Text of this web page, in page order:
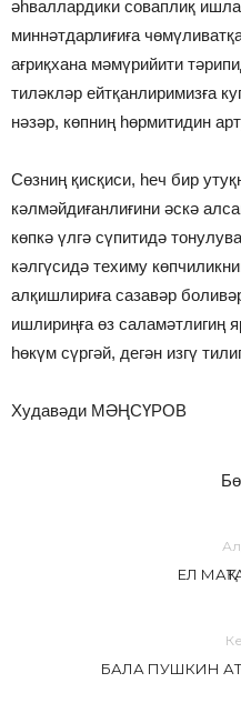
әһваллардики соваплиқ
миннәтдарлиғиға
ағриқхана мәмүрийити
тиләкләр ейтқанлиримизға
нәзәр, көпниң һөрмитидин
Сөзниң қисқиси, һеч бир
кәлмәйдиғанлиғини әскә
көпкә үлгә сүпитидә
кәлгүсидә техиму
алқишлириға сазавәр
ишлириңға өз саламәтлигиң
һөкүм сүргәй, дегән изгү
Худавәди МӘҢСҮРОВ
ЕЛ
БАЛА ПУШКИН